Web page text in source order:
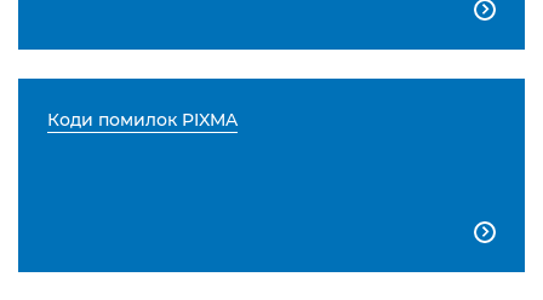

Коди помилок PIXMA
